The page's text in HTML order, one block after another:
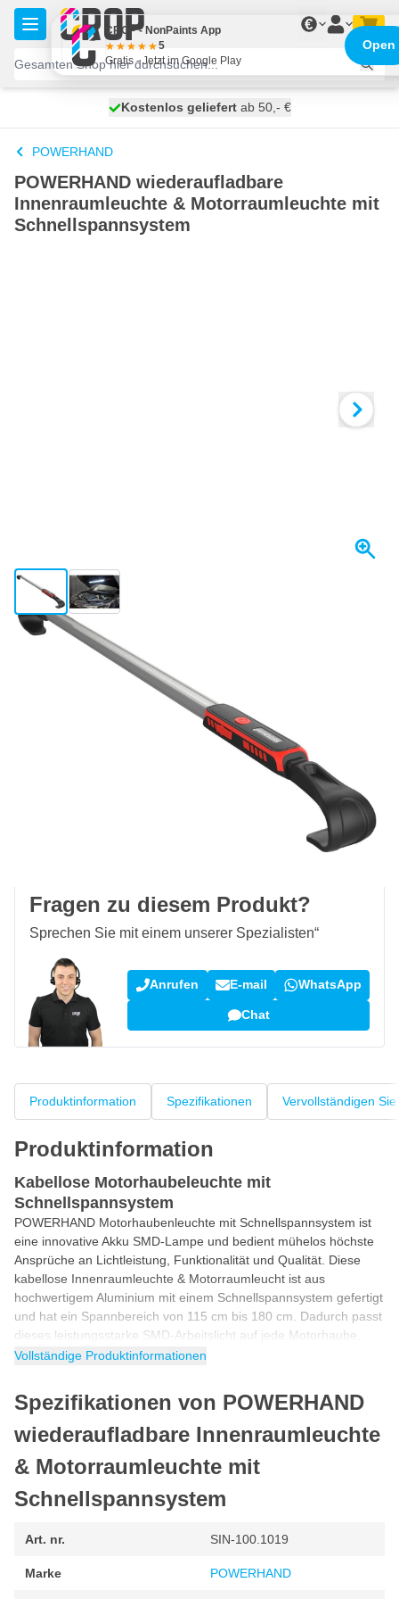
Zum Inhalt springen
€
heute versendet
Kostenlos geliefertab 50,- €
100 Tage
POWERHAND
POWERHAND wiederaufladbare
Innenraumleuchte & Motorraumleuchte mit
Schnellspannsystem
View larger imageView larger image
Heute versendet
inkl. MwSt
In den Warenkorb
Fragen zu diesem Produkt?
Sprechen Sie mit einem unserer Spezialisten“
Anrufen E-mail WhatsApp
Chat
Produktinformation Spezifikationen Vervollständigen
Produktinformation
Kabellose Motorhaubeleuchte mit
Schnellspannsystem
POWERHAND Motorhaubenleuchte mit Schnellspannsystem ist
eine innovative Akku SMD-Lampe und bedient mühelos höchste
Ansprüche an Lichtleistung, Funktionalität und Qualität. Diese
kabellose Innenraumleuchte & Motorraumleucht ist aus
hochwertigem Aluminium mit einem Schnellspannsystem gefertigt
und hat ein Spannbereich von 115 cm bis 180 cm. Dadurch passt
dieses leistungsstarke SMD-Arbeitslicht auf jede Motorhaube,
ohne es zu beschädigen.
Mobile Innenraumleuchte und Motorraumleuchte mit
Schnellspannsystem sind ideal für Inspektion, Reparatur und
sonstige Arbeiten an und in Fahrzeugen. Ohne Beschädigung der
Oberfläche, ohne Behinderung bei der Arbeit. Die
Befestigung an der Motorhaube, unter dem Fahrzeugdach oder
von ca. 115-180 cm.
Wiederaufladbarer Werkstattlampe mit
Vollständige Produktinformationen
Spezifikationen von POWERHAND
wiederaufladbare Innenraumleuchte
& Motorraumleuchte mit
Schnellspannsystem
Art. nr. SIN-100.1019
Marke POWERHAND
CROP - NonPaints App
5
Gratis - Jetzt im Google Play
Open